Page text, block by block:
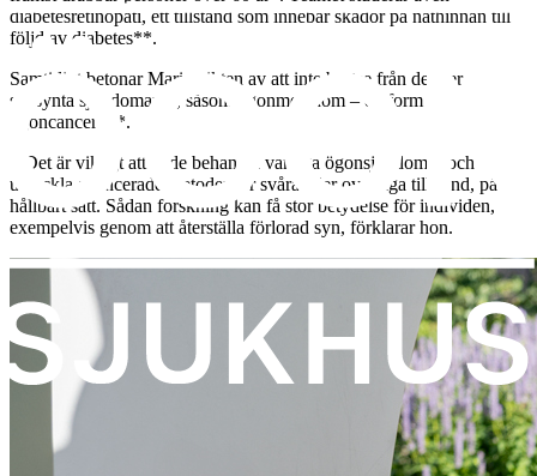
diabetesretinopati, ett tillstånd som innebär skador på näthinnan till
följd av diabetes**.
Samtidigt betonar Maria vikten av att inte bortse från de mer
sällsynta sjukdomarna, såsom ögonmelanom – en form av
ögoncancer***.
– Det är viktigt att både behandla vanliga ögonsjukdomar och
utveckla avancerade metoder för svåra eller ovanliga tillstånd, på ett
hållbart sätt. Sådan forskning kan få stor betydelse för individen,
exempelvis genom att återställa förlorad syn, förklarar hon.